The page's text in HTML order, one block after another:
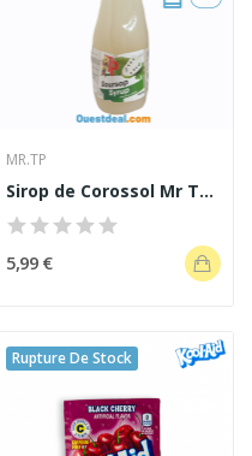
MR.TP
Sirop de Corossol Mr Tp 1 L
5,99 €
Rupture De Stock